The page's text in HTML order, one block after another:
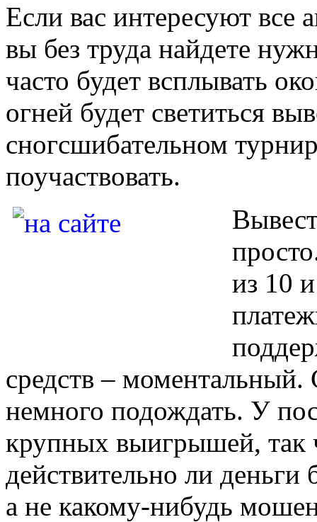
Если вас интересуют все
вы без труда найдете
часто будет всплывать
огней будет светиться
сногсшибательном
поучаствовать.
из 10
средств –
немного подождать. У
крупных выигрышей, так
действительно ли деньги
а не какому-нибудь